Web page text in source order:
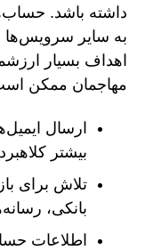
داشته باشد.
به سایر سرویس‌ها
اهداف بسیار
مهاجمان ممکن
ارسال
بیشتر
تلاش برای
بانکی،
اطلاعات